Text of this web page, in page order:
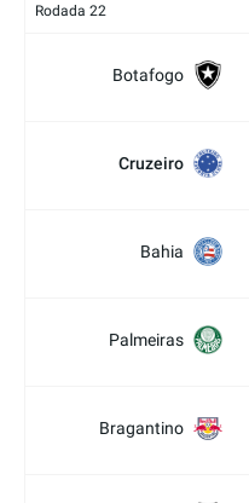
Rodada 22
Botafogo
Cruzeiro
Bahia
Palmeiras
Bragantino